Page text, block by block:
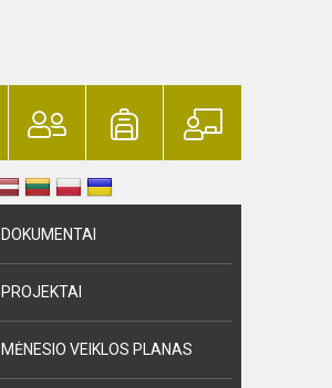
DOKUMENTAI
PROJEKTAI
MĖNESIO VEIKLOS PLANAS